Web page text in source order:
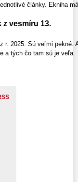
články. Ekniha
z vesmíru 13.
r. 2025. Sú veľmi pekné.
a tých čo tam sú je veľa.